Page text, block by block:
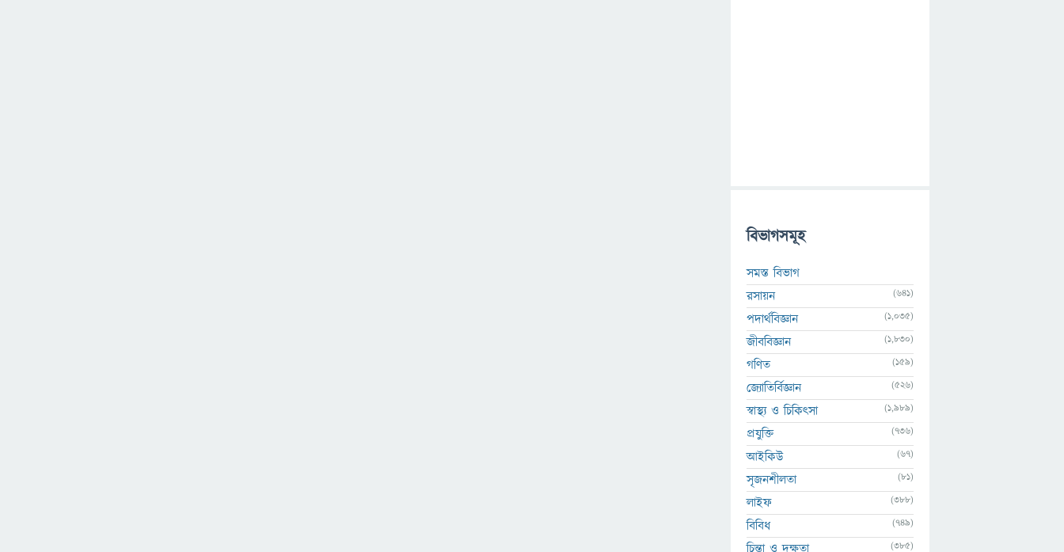
বিভাগসমূহ
সমস্ত বিভাগ
রসায়ন
(641)
পদার্থবিজ্ঞান (1,035)
জীববিজ্ঞান (1,830)
গণিত (159)
জ্যোতির্বিজ্ঞান (526)
স্বাস্থ্য ও চিকিৎসা (1,989)
প্রযুক্তি (736)
আইকিউ (67)
সৃজনশীলতা (81)
লাইফ (388)
বিবিধ (749)
চিন্তা ও দক্ষতা (385)